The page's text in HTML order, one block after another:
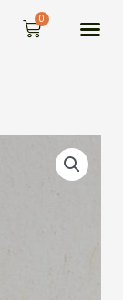
0Carrito